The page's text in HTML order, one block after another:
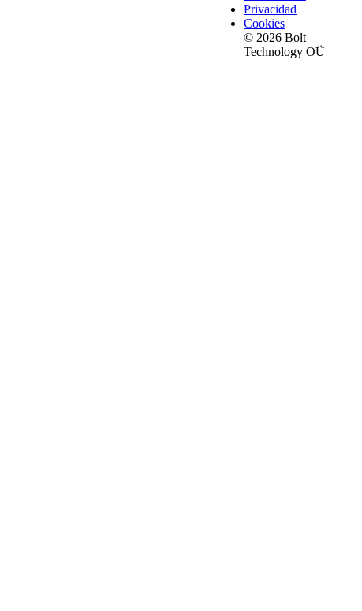
Privacidad
Cookies
© 2026 Bolt
Technology OÜ